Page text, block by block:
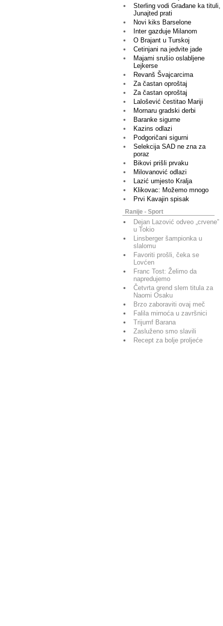
Sterling vodi Građane ka tituli,
Junajted prati
Novi kiks Barselone
Inter gazduje Milanom
O Brajant u Turskoj
Cetinjani na jedvite jade
Majami srušio oslabljene
Lejkerse
Revanš Švajcarcima
Za častan oproštaj
Za častan oproštaj
Lalošević čestitao Mariji
Mornaru gradski derbi
Baranke sigurne
Kazins odlazi
Podgoričani sigurni
Selekcija SAD ne zna za
poraz
Bikovi prišli prvaku
Milovanović odlazi
Lazić umjesto Kralja
Klikovac: Možemo mnogo
Prvi Kavajin spisak
Ranije - Sport
Dejan Lazović odveo „crvene”
u Tokio
Linsberger šampionka u
slalomu
Favoriti prošli, čeka se
Lovćen
Franc Tost: Želimo da
napredujemo
Četvrta grend slem titula za
Naomi Osaku
Brzo zaboraviti ovaj meč
Falila mirnoća u završnici
Trijumf Barana
Zasluženo smo slavili
Recept za bolje proljeće